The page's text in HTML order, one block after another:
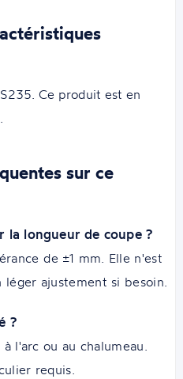
Ce produit est en
sur ce
la longueur de coupe ?
de ±1 mm. Elle n'est
léger ajustement si besoin.
?
l'arc ou au chalumeau.
requis.